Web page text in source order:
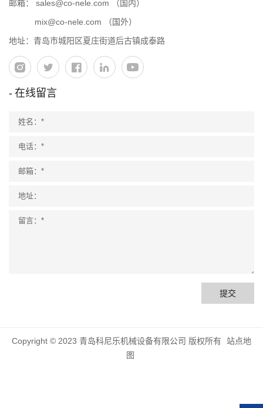
邮箱： sales@co-nele.com （国内）
mix@co-nele.com （国外）
地址：青岛市城阳区夏庄街道后古镇成泰路
在线留言
提交
Copyright © 2023 青岛科尼乐机械设备有限公司 版权所有
站点地
图